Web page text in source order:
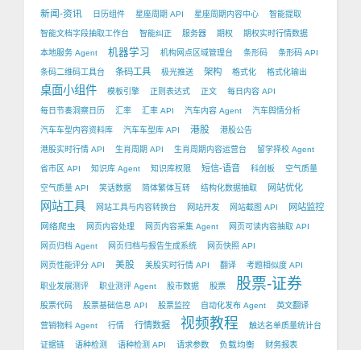
新闻-资讯 日历组件 星座周期 API 星座周期内容中心 智能提取
智能文档字段抽取工作台 智能纠正 服务器 期权 期权实时行情数据
本地服务 Agent 机器学习 机构网点区域管理台 条形码 条形码 API
条码二维码工具台 条码工具 极光推送 架构 格式化 格式化输出
桌面小组件 模板引擎 正则表达式 正文 每日内容 API
每日节奏洞察日历 汇率 汇率 API 汽车内容 Agent 汽车舆情分析
汽车车型内容资料库 汽车车型库 API 港股 港股公告
港股实时行情 API 生肖周期 API 生肖周期内容运营台 留学择校 Agent
省市区 API 知识库 Agent 知识库权限 短信-语音 科创板 空气质量
空气质量 API 笑话数据 简体繁体互转 结构化数据抽取 网站优化
网站工具 网站工具与内容转换台 网站开发 网站截图 API
网站监控
网络爬虫
网页内容处理 网页内容采集 Agent 网页可读内容抽取 API
网页归档 Agent 网页归档与报告生成系统 网页快照 API
网页性能评分 API 美股 美股实时行情 API 翻译 考题相似度 API
职业发展测评 职业测评 Agent 股市数据 股票 股票-证券
股票代码 股票基础信息 API 股票监控 自动化发布 Agent 英文翻译
营销物料 Agent 行情 行情数据 视频教程 触达名单质量统计台
证据链 语种检测 语种检测 API 请求参数 负载均衡 财务报表